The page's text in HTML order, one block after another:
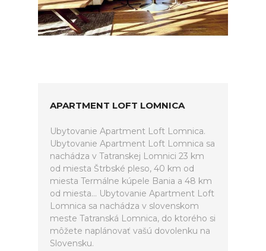
APARTMENT LOFT LOMNICA
Ubytovanie Apartment Loft Lomnica.
Ubytovanie Apartment Loft Lomnica sa
nachádza v Tatranskej Lomnici 23 km
od miesta Štrbské pleso, 40 km od
miesta Termálne kúpele Bania a 48 km
od miesta... Ubytovanie Apartment Loft
Lomnica sa nachádza v slovenskom
meste Tatranská Lomnica, do ktorého si
môžete naplánovať vašú dovolenku na
Slovensku.